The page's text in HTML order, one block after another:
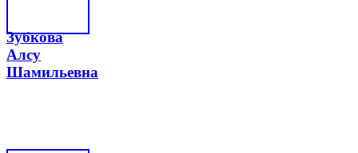
Зубкова
Алсу
Шамильевна